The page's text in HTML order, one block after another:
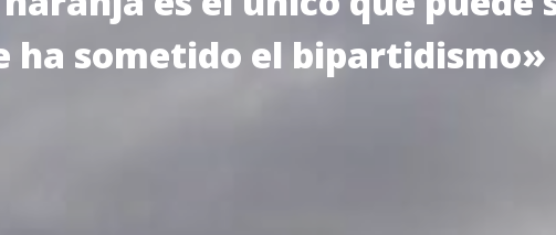
ha sometido el bipartidismo»